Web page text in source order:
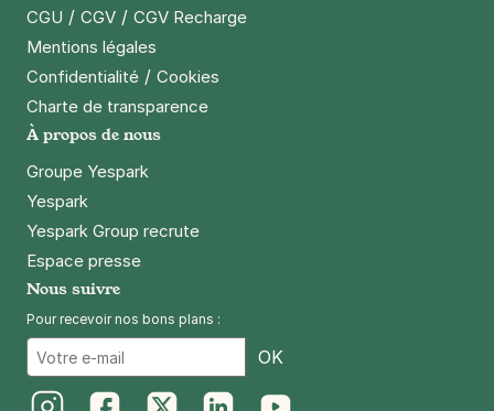
CGU / CGV / CGV Recharge
Mentions légales
Confidentialité / Cookies
Charte de transparence
À propos de nous
Groupe Yespark
Yespark
Yespark Group recrute
Espace presse
Nous suivre
Pour recevoir nos bons plans :
OK